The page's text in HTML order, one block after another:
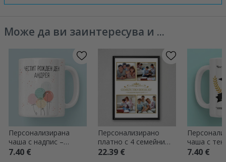
Може да ви заинтересува и ...
Персонализирана
чаша с надпис –
Цветни балони
7.40 €
Персонализирано
платно с 4 семейни
снимки
22.39 €
чаша с
7.40 €